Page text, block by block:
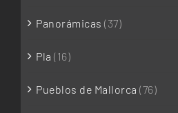
Panorámicas (37)
Pla (16)
Pueblos de Mallorca (76)